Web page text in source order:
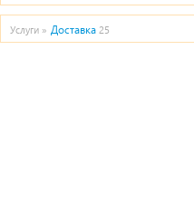
Услуги » Доставка 25